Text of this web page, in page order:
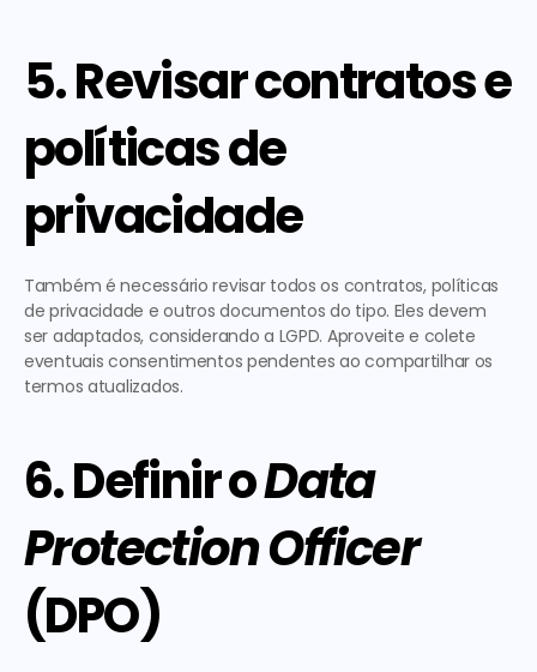
5. Revisar contratos e
políticas de
privacidade
Também é necessário revisar todos os contratos, políticas
de privacidade e outros documentos do tipo. Eles devem
ser adaptados, considerando a LGPD. Aproveite e colete
eventuais consentimentos pendentes ao compartilhar os
termos atualizados.
6. Definir o Data
Protection Officer
(DPO)